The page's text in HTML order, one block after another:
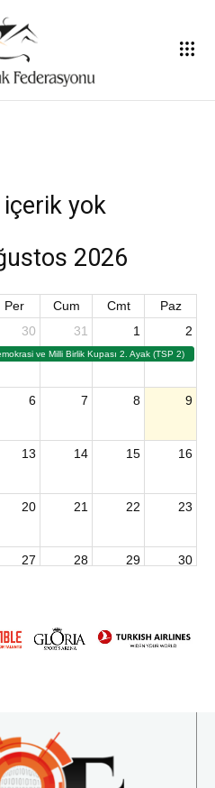
yok
2026
Per Cum Cmt
Paz
ve Milli Birlik Kupası 2. Ayak (TSP 2)
30 31 1 2
6 7 8 9
13 14 15 16
20 21 22 23
27 28 29 30